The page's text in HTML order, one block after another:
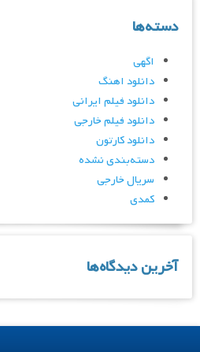
دسته‌ها
اگهی
دانلود اهنگ
دانلود فیلم ایرانی
دانلود فیلم خارجی
دانلود کارتون
دسته‌بندی نشده
سریال خارجی
کمدی
آخرین دیدگاه‌ها